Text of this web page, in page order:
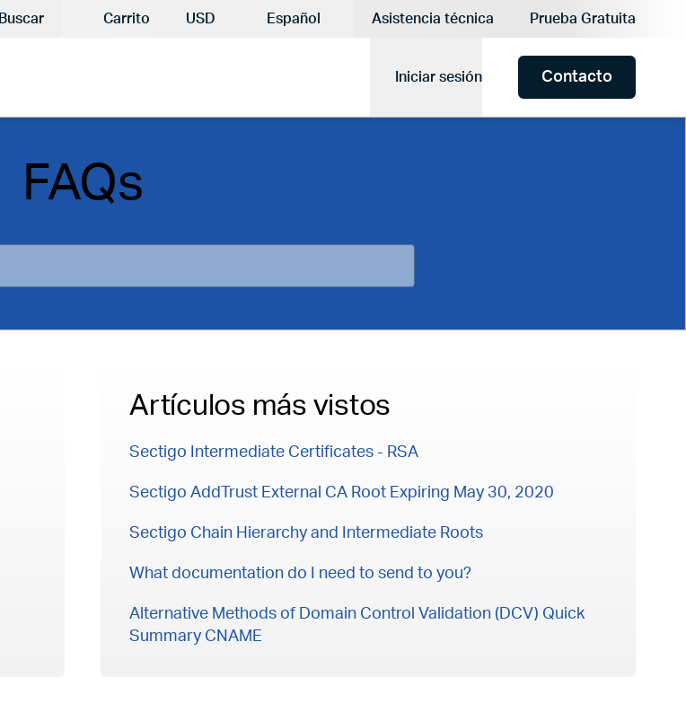
Buscar Carrito Moneda actual:
USD
Español
Asistencia técnica Prueba Gratuita
Iniciar sesión Contacto
FAQs
Artículos más vistos
Sectigo Intermediate Certificates - RSA
Sectigo AddTrust External CA Root Expiring May 30, 2020
Sectigo Chain Hierarchy and Intermediate Roots
What documentation do I need to send to you?
Alternative Methods of Domain Control Validation (DCV) Quick
Summary CNAME